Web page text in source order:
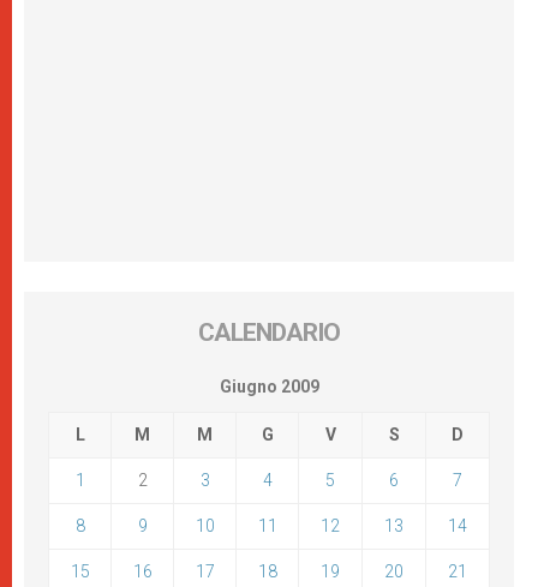
CALENDARIO
Giugno 2009
L M M G V S D
1 2 3 4 5 6 7
8 9 10 11 12 13 14
15 16 17 18 19 20 21